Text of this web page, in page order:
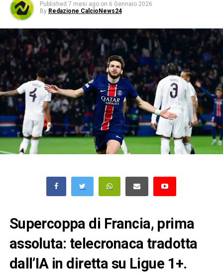
Published 7 mesi ago on 6 Gennaio 2026
By Redazione CalcioNews24
Supercoppa di Francia, prima
assoluta: telecronaca tradotta
dall’IA in diretta su Ligue 1+.